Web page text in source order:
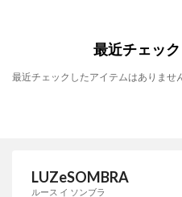
最近チェッ
最近チェックしたアイテムはありませ
LUZeSOMBRA
ルース イ ソンブラ